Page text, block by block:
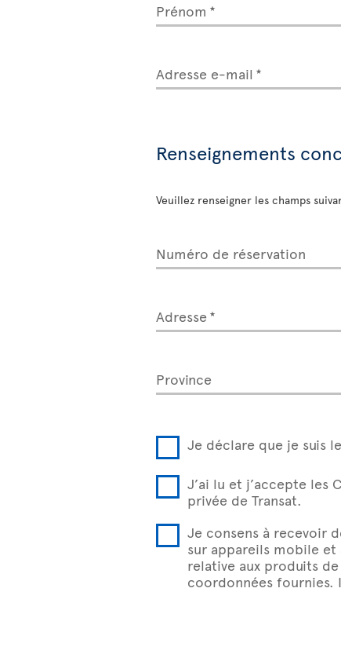
Prénom
Adresse e-mail
Renseignements
Veuillez renseigner les champs
Numéro de réservation
Adresse
Province
Je déclare que je suis
J’ai lu et j’accepte
privée de Transat.
Je consens à recevoir
sur appareils mobile
relative aux produits de
coordonnées